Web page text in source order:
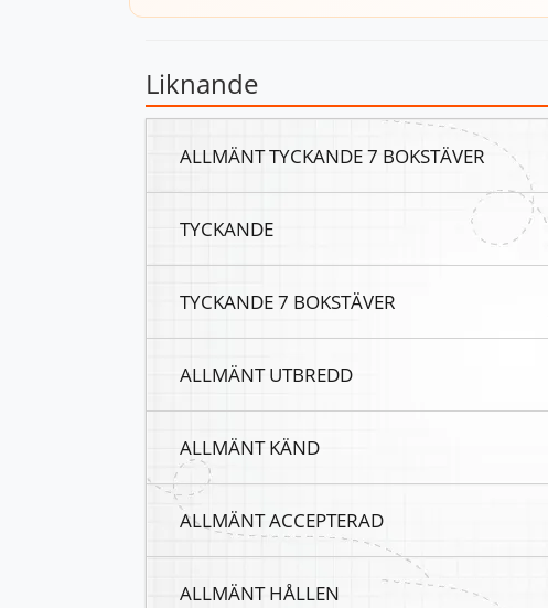
Liknande
ALLMÄNT TYCKANDE 7 BOKSTÄVER
TYCKANDE
TYCKANDE 7 BOKSTÄVER
ALLMÄNT UTBREDD
ALLMÄNT KÄND
ALLMÄNT ACCEPTERAD
ALLMÄNT HÅLLEN